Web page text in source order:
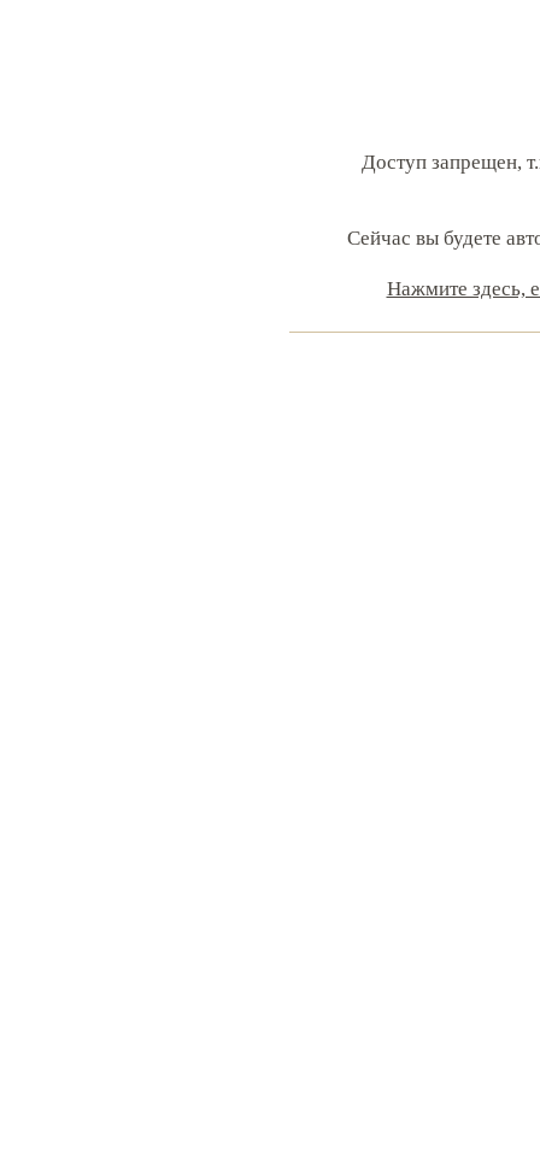
Доступ запрещен,
Сейчас вы будете
Нажмите здесь,